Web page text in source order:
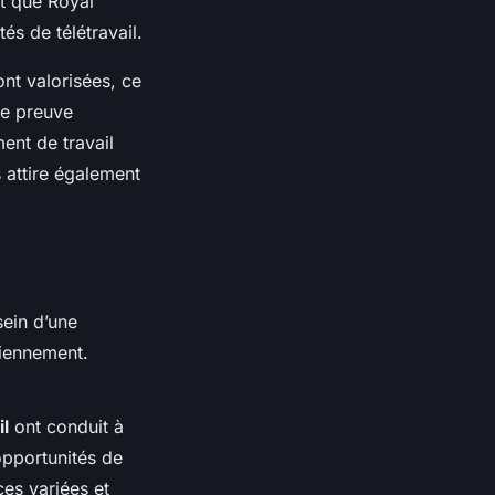
de télétravail.
valorisées, ce
preuve
de travail
attire également
d’une
ont conduit à
de
variées et